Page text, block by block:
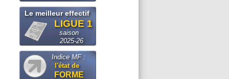
Le meilleur effectif
LIGUE 1
saison
2025-26
Indice MF :
l'état de
FORME